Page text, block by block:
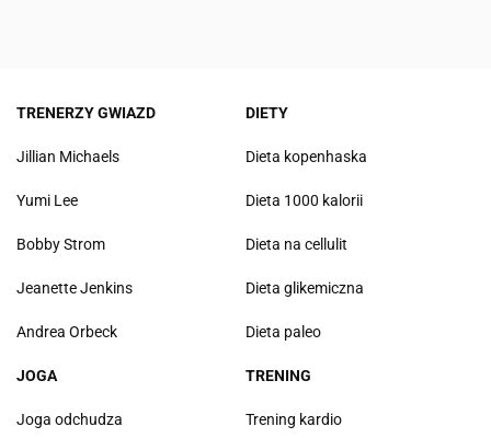
TRENERZY GWIAZD
Jillian Michaels
Yumi Lee
Bobby Strom
Jeanette Jenkins
Andrea Orbeck
DIETY
Dieta kopenhaska
Dieta 1000 kalorii
Dieta na cellulit
Dieta glikemiczna
Dieta paleo
JOGA
Joga odchudza
TRENING
Trening kardio